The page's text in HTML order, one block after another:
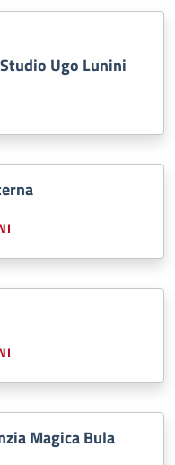
Ugo Lunini
Magica Bula